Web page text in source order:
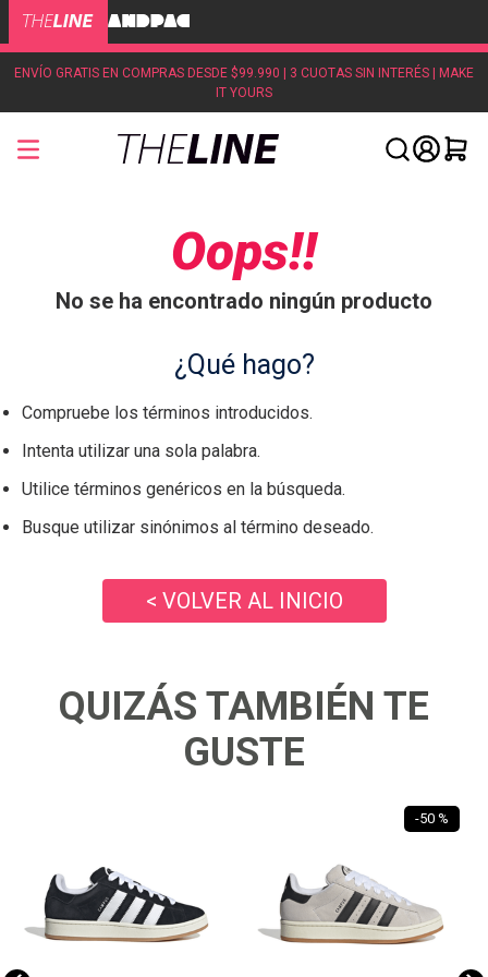
ENVÍO GRATIS EN COMPRAS DESDE $99.990 | 3 CUOTAS SIN INTERÉS | MAKE
IT YOURS
Oops!!
No se ha encontrado ningún producto
¿Qué hago?
Compruebe los términos introducidos.
Intenta utilizar una sola palabra.
Utilice términos genéricos en la búsqueda.
Busque utilizar sinónimos al término deseado.
< VOLVER AL INICIO
QUIZÁS TAMBIÉN TE
GUSTE
-50 %